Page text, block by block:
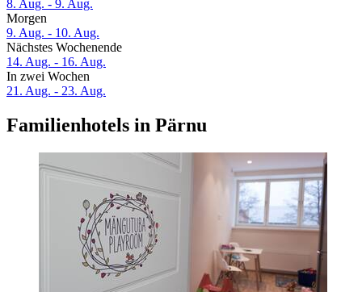
8. Aug. - 9. Aug.
Morgen
9. Aug. - 10. Aug.
Nächstes Wochenende
14. Aug. - 16. Aug.
In zwei Wochen
21. Aug. - 23. Aug.
Familienhotels in Pärnu